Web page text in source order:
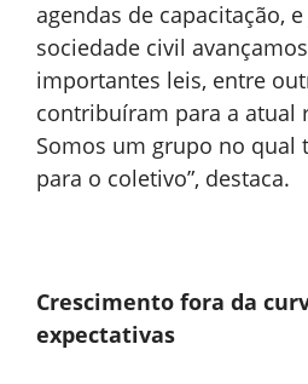
agendas de capacitação,
sociedade civil
importantes leis, entre
contribuíram para a atual
Somos um grupo no qual
para o coletivo”, destaca.
Crescimento fora da
expectativas